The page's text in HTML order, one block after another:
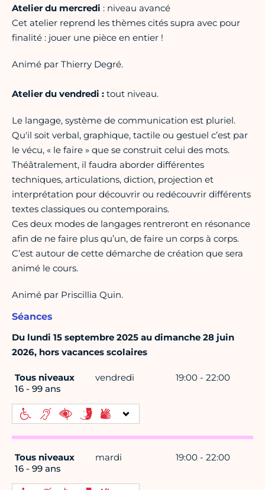
Atelier du mercredi : niveau avancé
Cet atelier reprend les thèmes cités supra avec pour
finalité : jouer une pièce en entier !
Animé par Thierry Degré.
Atelier du vendredi : tout niveau.
Le langage, système de communication est pluriel.
Qu'il soit verbal, graphique, tactile ou gestuel c’est par
le vécu, « le faire » que se construit celui des mots.
Théâtralement, il faudra aborder différentes
techniques, articulations, diction, projection et
interprétation pour découvrir ou redécouvrir différents
textes classiques ou contemporains.
Ces deux modes de langages rentreront en résonance
afin de ne faire plus qu’un, de faire un corps à corps.
C’est autour de cette démarche de création que sera
animé le cours.
Animé par Priscillia Quin.
Séances
Du lundi 15 septembre 2025 au dimanche 28 juin
2026, hors vacances scolaires
Tous niveaux
16 - 99 ans
vendredi 19:00 - 22:00
Tous niveaux
16 - 99 ans
mardi 19:00 - 22:00